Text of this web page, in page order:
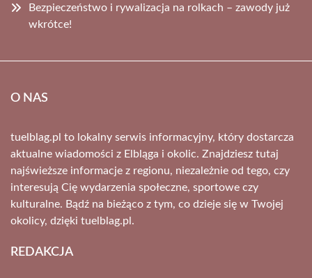
Bezpieczeństwo i rywalizacja na rolkach – zawody już
wkrótce!
O NAS
tuelblag.pl to lokalny serwis informacyjny, który dostarcza
aktualne wiadomości z Elbląga i okolic. Znajdziesz tutaj
najświeższe informacje z regionu, niezależnie od tego, czy
interesują Cię wydarzenia społeczne, sportowe czy
kulturalne. Bądź na bieżąco z tym, co dzieje się w Twojej
okolicy, dzięki tuelblag.pl.
REDAKCJA